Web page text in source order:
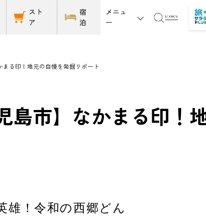
スト
ア
宿
泊
メニュ
ー
まる印！地元の自慢を発掘リポート
島市】なかまる印！
雄！令和の西郷どん